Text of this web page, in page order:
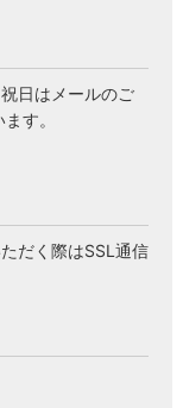
日はメールのご
す。
だく際はSSL通信